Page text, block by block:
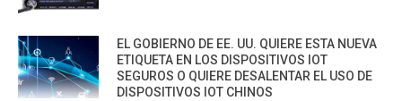
EL GOBIERNO DE EE. UU. QUIERE ESTA NUEVA
ETIQUETA EN LOS DISPOSITIVOS IOT
SEGUROS O QUIERE DESALENTAR EL USO DE
DISPOSITIVOS IOT CHINOS